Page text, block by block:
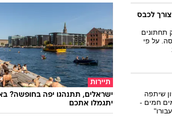
לכבס
תחתונים
על פי
שיתפה
חמים -
תיירות
ישראלים, תתנהגו יפה בחופשה?
יתגמלו אתכם